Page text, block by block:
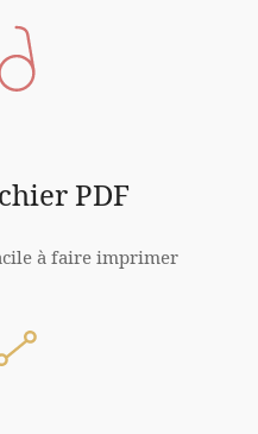
PDF
à faire imprimer